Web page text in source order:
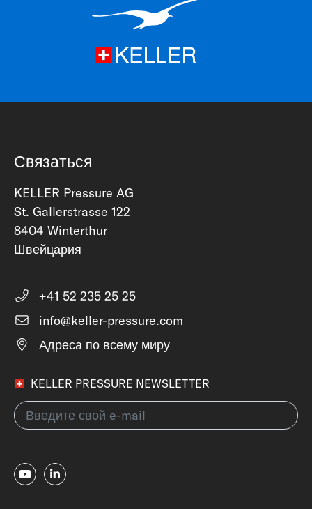
Связаться
KELLER Pressure AG
St. Gallerstrasse 122
8404 Winterthur
Швейцария
+41 52 235 25 25
info@keller-pressure.com
Адреса по всему миру
KELLER PRESSURE NEWSLETTER